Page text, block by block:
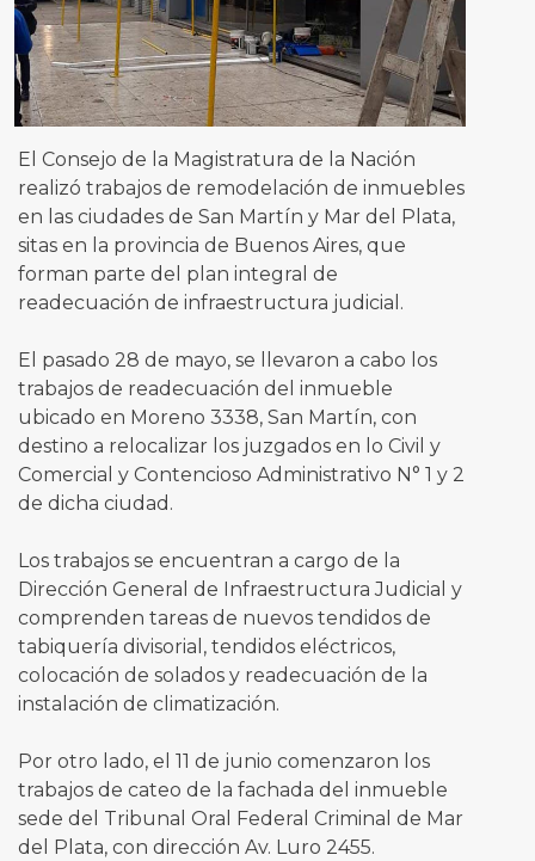
El Consejo de la Magistratura de la Nación
realizó trabajos de remodelación de inmuebles
en las ciudades de San Martín y Mar del Plata,
sitas en la provincia de Buenos Aires, que
forman parte del plan integral de
readecuación de infraestructura judicial.
El pasado 28 de mayo, se llevaron a cabo los
trabajos de readecuación del inmueble
ubicado en Moreno 3338, San Martín, con
destino a relocalizar los juzgados en lo Civil y
Comercial y Contencioso Administrativo N° 1 y 2
de dicha ciudad.
Los trabajos se encuentran a cargo de la
Dirección General de Infraestructura Judicial y
comprenden tareas de nuevos tendidos de
tabiquería divisorial, tendidos eléctricos,
colocación de solados y readecuación de la
instalación de climatización.
Por otro lado, el 11 de junio comenzaron los
trabajos de cateo de la fachada del inmueble
sede del Tribunal Oral Federal Criminal de Mar
del Plata, con dirección Av. Luro 2455.